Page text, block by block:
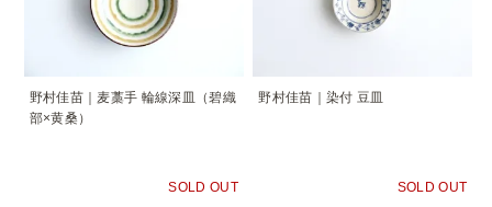
野村佳苗｜麦藁手 輪線深皿（碧織
部×黄桑）
SOLD OUT
野村佳苗｜染付 豆皿
SOLD OUT